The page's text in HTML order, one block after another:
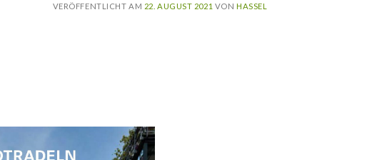
VERÖFFENTLICHT AM 22. AUGUST 2021 VON HASSEL